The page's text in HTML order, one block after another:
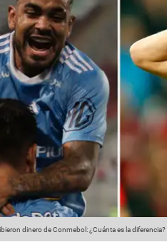
dinero de Conmebol: ¿Cuánta es la diferencia?